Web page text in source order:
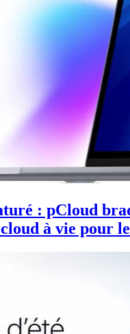
: pCloud
à vie pour